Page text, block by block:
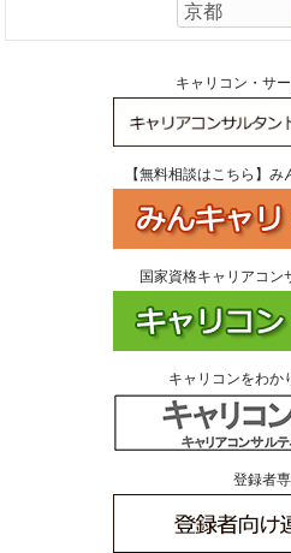
検
キャリコン・サ
【無料相談はこちら】
国家資格キャリアコン
キャリコンをわか
登録者